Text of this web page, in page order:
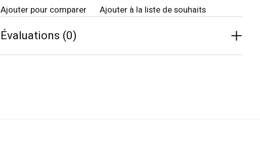
Ajouter pour comparer Ajouter à la liste de souhaits
Évaluations (0)